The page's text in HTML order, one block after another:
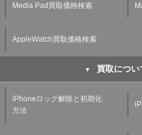
Media Pad買取価格検索
AppleWatch買取価格検索
買取につい
iPhoneロック解除と初期化
方法